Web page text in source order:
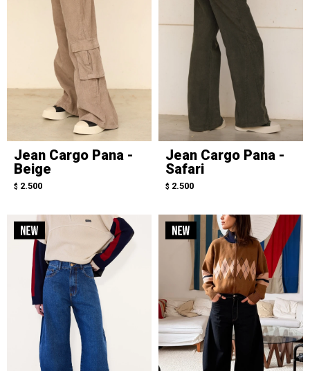
Jean Cargo Pana -
Beige
$ 2.500
Jean Cargo Pana -
Safari
$ 2.500